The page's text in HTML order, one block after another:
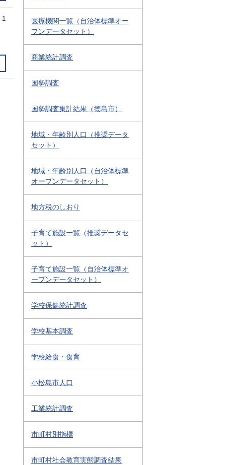
1
医療機関一覧（自治体標準オー
プンデータセット）
商業統計調査
国勢調査
国勢調査集計結果（徳島市）
地域・年齢別人口（推奨データ
セット）
地域・年齢別人口（自治体標準
オープンデータセット）
地方税のしおり
子育て施設一覧（推奨データセ
ット）
子育て施設一覧（自治体標準オ
ープンデータセット）
学校保健統計調査
学校基本調査
学校給食・食育
小松島市人口
工業統計調査
市町村別指標
市町村社会教育実態調査結果